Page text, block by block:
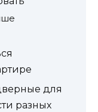
для
разных